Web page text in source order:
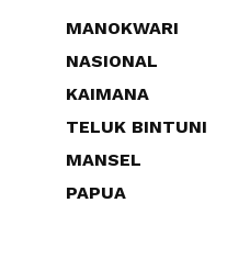
MANOKWARI
NASIONAL
KAIMANA
TELUK BINTUNI
MANSEL
PAPUA